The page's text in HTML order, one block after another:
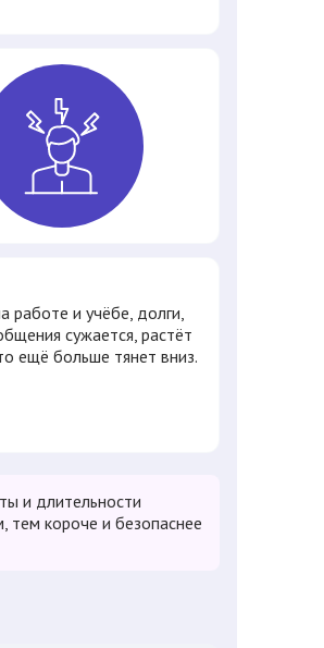
работе и учёбе, долги,
сужается, растёт
ещё больше тянет вниз.
и длительности
тем короче и безопаснее